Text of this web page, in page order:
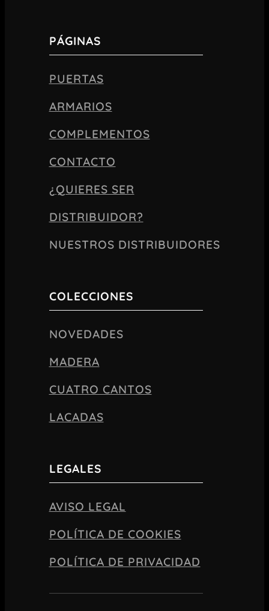
PÁGINAS
PUERTAS
ARMARIOS
COMPLEMENTOS
CONTACTO
¿QUIERES SER
DISTRIBUIDOR?
NUESTROS DISTRIBUIDORES
COLECCIONES
NOVEDADES
MADERA
CUATRO CANTOS
LACADAS
LEGALES
AVISO LEGAL
POLÍTICA DE COOKIES
POLÍTICA DE PRIVACIDAD